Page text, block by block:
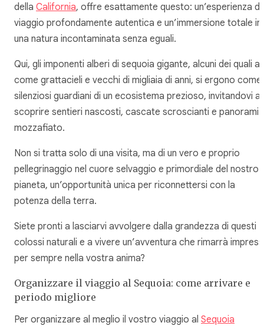
della California, offre esattamente questo: un’esperienza di
viaggio profondamente autentica e un’immersione totale in
una natura incontaminata senza eguali.
Qui, gli imponenti alberi di sequoia gigante, alcuni dei quali
come grattacieli e vecchi di migliaia di anni, si ergono come
silenziosi guardiani di un ecosistema prezioso, invitandovi a
scoprire sentieri nascosti, cascate scroscianti e panorami
mozzafiato.
Non si tratta solo di una visita, ma di un vero e proprio
pellegrinaggio nel cuore selvaggio e primordiale del nostro
pianeta, un’opportunità unica per riconnettersi con la
potenza della terra.
Siete pronti a lasciarvi avvolgere dalla grandezza di questi
colossi naturali e a vivere un’avventura che rimarrà
per sempre nella vostra anima?
Organizzare il viaggio al Sequoia: come arrivare e
periodo migliore
Per organizzare al meglio il vostro viaggio al Sequoia